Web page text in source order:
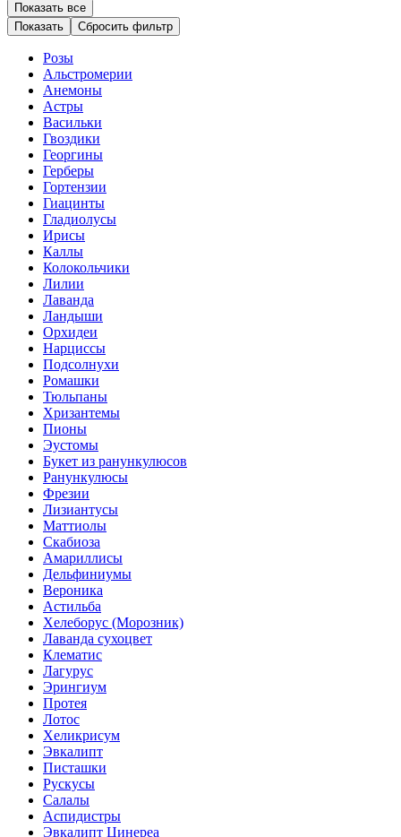
Показать все
Сбросить фильтр
Розы
Альстромерии
Анемоны
Астры
Васильки
Гвоздики
Георгины
Герберы
Гортензии
Гиацинты
Гладиолусы
Ирисы
Каллы
Колокольчики
Лилии
Лаванда
Ландыши
Орхидеи
Нарциссы
Подсолнухи
Ромашки
Тюльпаны
Хризантемы
Пионы
Эустомы
Букет из ранункулюсов
Ранункулюсы
Фрезии
Лизиантусы
Маттиолы
Скабиоза
Амариллисы
Дельфиниумы
Вероника
Астильба
Хелеборус (Морозник)
Лаванда сухоцвет
Клематис
Лагурус
Эрингиум
Протея
Лотос
Хеликрисум
Эвкалипт
Писташки
Рускусы
Салалы
Аспидистры
Эвкалипт Цинереа